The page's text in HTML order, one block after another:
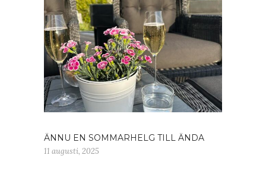
ÄNNU EN SOMMARHELG TILL ÄNDA
11 augusti, 2025